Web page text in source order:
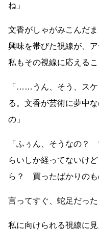
ね」
文香がしゃがみこんだ
興味を帯びた視線が、
私もその視線に応えるこ
「 …… うん、そう、ス
る。文香が芸術に夢中
の」
「ふぅん、そうなの？
らいしか経ってないけ
ら？ 買ったばかりのも
言ってすぐ、蛇足だった
私に向けられる視線に